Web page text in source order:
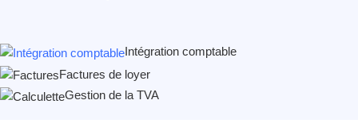
Intégration comptable
Factures de loyer
Gestion de la TVA